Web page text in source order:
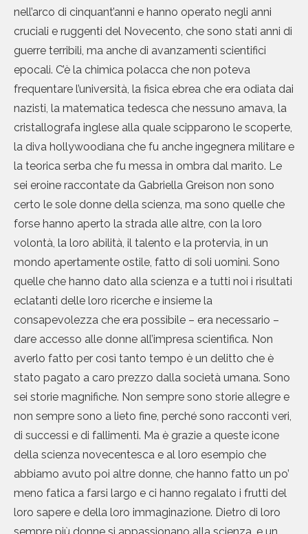
nell’arco di cinquant’anni e hanno operato negli anni
cruciali e ruggenti del Novecento, che sono stati anni di
guerre terribili, ma anche di avanzamenti scientifici
epocali. C’è la chimica polacca che non poteva
frequentare l’università, la fisica ebrea che era odiata dai
nazisti, la matematica tedesca che nessuno amava, la
cristallografa inglese alla quale scipparono le scoperte,
la diva hollywoodiana che fu anche ingegnera militare e
la teorica serba che fu messa in ombra dal marito. Le
sei eroine raccontate da Gabriella Greison non sono
certo le sole donne della scienza, ma sono quelle che
forse hanno aperto la strada alle altre, con la loro
volontà, la loro abilità, il talento e la protervia, in un
mondo apertamente ostile, fatto di soli uomini. Sono
quelle che hanno dato alla scienza e a tutti noi i risultati
eclatanti delle loro ricerche e insieme la
consapevolezza che era possibile – era necessario –
dare accesso alle donne all’impresa scientifica. Non
averlo fatto per così tanto tempo è un delitto che è
stato pagato a caro prezzo dalla società umana. Sono
sei storie magnifiche. Non sempre sono storie allegre e
non sempre sono a lieto fine, perché sono racconti veri,
di successi e di fallimenti. Ma è grazie a queste icone
della scienza novecentesca e al loro esempio che
abbiamo avuto poi altre donne, che hanno fatto un po’
meno fatica a farsi largo e ci hanno regalato i frutti del
loro sapere e della loro immaginazione. Dietro di loro